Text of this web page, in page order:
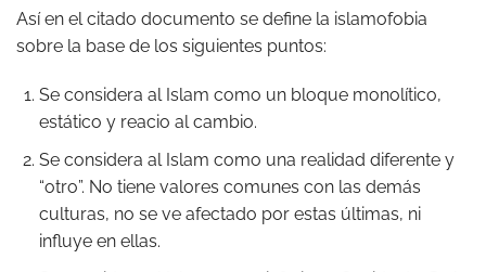
Así en el citado documento se define la islamofobia
sobre la base de los siguientes puntos:
Se considera al Islam como un bloque monolítico,
estático y reacio al cambio.
Se considera al Islam como una realidad diferente y
“otro”. No tiene valores comunes con las demás
culturas, no se ve afectado por estas últimas, ni
influye en ellas.